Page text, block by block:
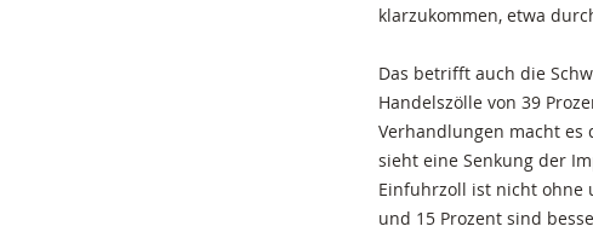
klarzukommen, etwa
Das betrifft auch die
Handelszölle von 39
Verhandlungen macht es
sieht eine Senkung der
Einfuhrzoll ist nicht ohne
und 15 Prozent sind